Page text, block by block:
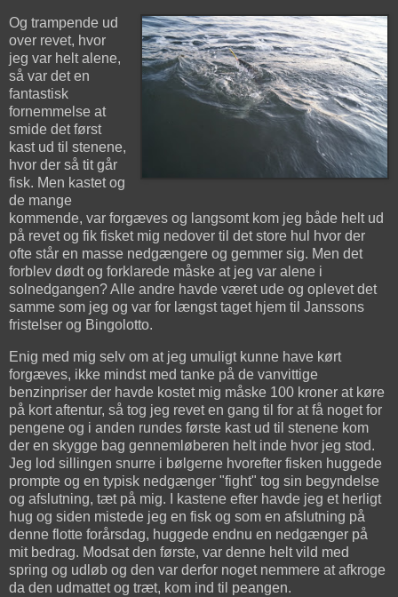
Og trampende ud
over revet, hvor
jeg var helt alene,
så var det en
fantastisk
fornemmelse at
smide det først
kast ud til stenene,
hvor der så tit går
fisk. Men kastet og
de mange
kommende, var forgæves og langsomt kom jeg både helt ud
på revet og fik fisket mig nedover til det store hul hvor der
ofte står en masse nedgængere og gemmer sig. Men det
forblev dødt og forklarede måske at jeg var alene i
solnedgangen? Alle andre havde været ude og oplevet det
samme som jeg og var for længst taget hjem til Janssons
fristelser og Bingolotto.
Enig med mig selv om at jeg umuligt kunne have kørt
forgæves, ikke mindst med tanke på de vanvittige
benzinpriser der havde kostet mig måske 100 kroner at køre
på kort aftentur, så tog jeg revet en gang til for at få noget for
pengene og i anden rundes første kast ud til stenene kom
der en skygge bag gennemløberen helt inde hvor jeg stod.
Jeg lod sillingen snurre i bølgerne hvorefter fisken huggede
prompte og en typisk nedgænger "fight" tog sin begyndelse
og afslutning, tæt på mig. I kastene efter havde jeg et herligt
hug og siden mistede jeg en fisk og som en afslutning på
denne flotte forårsdag, huggede endnu en nedgænger på
mit bedrag. Modsat den første, var denne helt vild med
spring og udløb og den var derfor noget nemmere at afkroge
da den udmattet og træt, kom ind til peangen.